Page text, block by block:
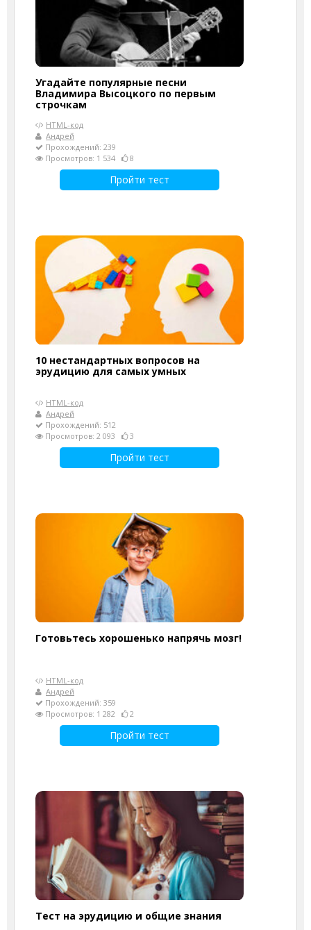
Угадайте популярные песни
Владимира Высоцкого по первым
строчкам
HTML-код
Андрей
Прохождений: 239
Просмотров: 1 534
8
Пройти тест
10 нестандартных вопросов на
эрудицию для самых умных
HTML-код
Андрей
Прохождений: 512
Просмотров: 2 093
3
Пройти тест
Готовьтесь хорошенько напрячь мозг!
HTML-код
Андрей
Прохождений: 359
Просмотров: 1 282
2
Пройти тест
Тест на эрудицию и общие знания